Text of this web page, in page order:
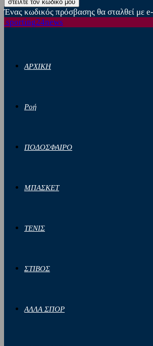
Ένας κωδικός πρόσβασης θα σταλθεί με
sporting24news
ΑΡΧΙΚΗ
Ροή
ΠΟΔΟΣΦΑΙΡΟ
ΜΠΑΣΚΕΤ
ΤΕΝΙΣ
ΣΤΙΒΟΣ
ΑΛΛΑ ΣΠΟΡ